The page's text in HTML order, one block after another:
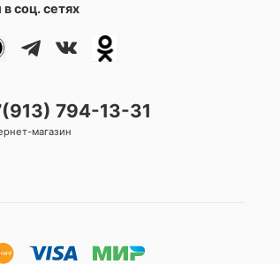
соц. сетях
794-13-31
магазин